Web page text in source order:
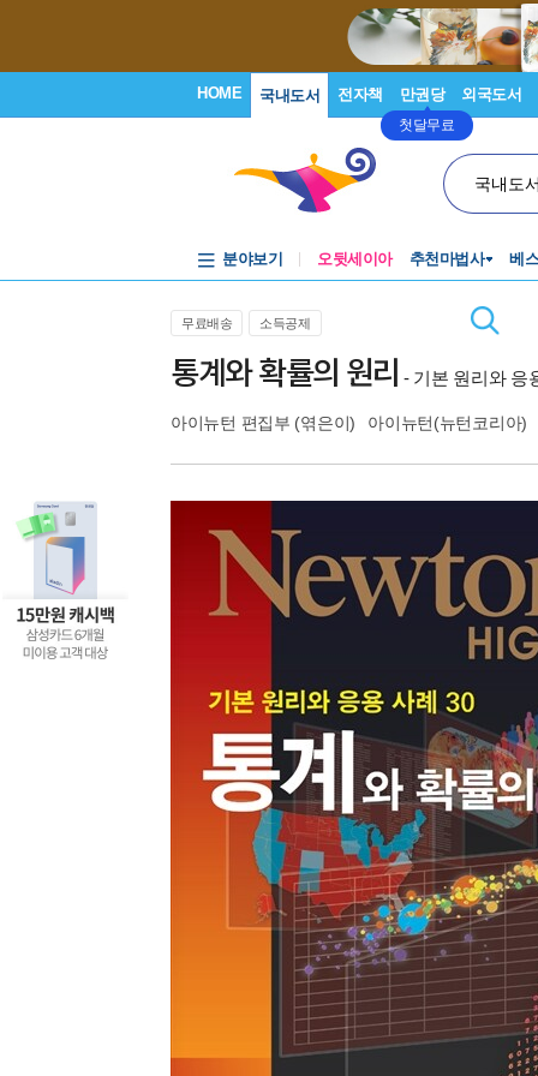
HOME 국내도서 전자책 만권당
첫달무료
외국도서
국내도
분야보기 오뒷세이아 추천마법사 베
무료배송 소득공제
통계와 확률의 원리 - 기본 원리와 응
아이뉴턴 편집부 (엮은이) 아이뉴턴(뉴턴코리아)